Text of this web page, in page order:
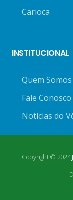
Carioca
INSTITUCIONAL
Quem Somos
Fale Conosco
Notícias do
Copyright © 2024